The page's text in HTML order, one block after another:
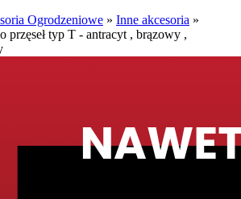
Ogrodzeniowe » Inne akcesoria »
przęseł typ T - antracyt , brązowy ,